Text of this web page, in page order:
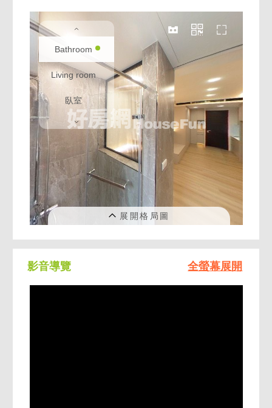
館、忠孝館）、微風廣場、明曜百貨皆在步行
生活圈內，國際精品、潮流服飾應有盡有。
菁英搖籃： 坐擁大安區優質的明星學區資源，
文教氣息濃厚。為孩子提供最優質的教育環境
與同儕網絡，讓學習贏在起跑點。
大安區正東區的物件釋出一向秒殺，復興南路
黃金門牌更是保值與增值的最強保證。 與其聽
聞東區的繁華，不如親自站上這塊寸土寸金的
版圖！
「買對地段，富傳三代。」立即來電預約看
屋，為自己與家人鎖定這席東區限量珍藏！
【金閎不動產廣告有限公司】
【經紀人(111)新北經字第004018號】
🏆永慶不動產聯賣優勢🏆
影音導覽 全螢幕展開